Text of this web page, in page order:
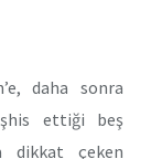
daha sonra
ettiği beş
dikkat çeken